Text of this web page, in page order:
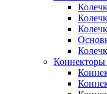
Коннекторы